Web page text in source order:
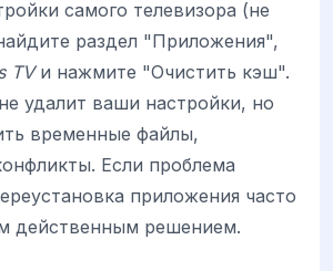
самого телевизора (не
раздел "Приложения",
TVи нажмите "Очистить кэш".
удалит ваши настройки, но
временные файлы,
Если проблема
приложения часто
действенным решением.